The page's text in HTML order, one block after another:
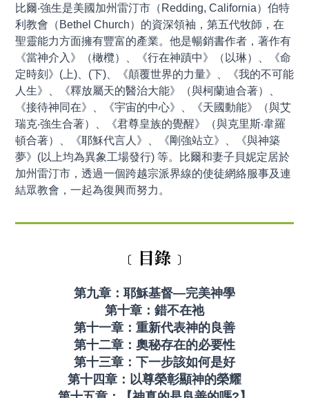
比爾‧強生是美國加州雷汀市（Redding, California）伯特
利教會（Bethel Church）的資深領袖，第五代牧師，在
聖靈能力方面擁有豐富的產業。他是暢銷書作者，著作有
《當神介入》（橄欖）、《行在神蹟中》（以琳）、《命
定時刻》(上)、(下)、《顛覆世界的力量》、《我的不可能
人生》、《釋放屬天的醫治大能》（與柯蘭迪合著）、
《接待神同在》、《宇宙的中心》、《天國動能》（與艾
瑞克‧強生合著）、《君尊皇族的覺醒》（與克里斯‧韋羅
頓合著）、《耶穌代言人》、《剛強站立》、《與神築
夢》(以上均為異象工場發行) 等。比爾和妻子貝妮定居於
加州雷汀市，透過一個跨越宗派界線的使徒網絡服事及連
結眾教會，一起為復興而努力。
﹝目錄﹞
第九章：耶穌基督—完美神學
第十章：錯不在祂
第十一章：重新代表神的良善
第十二章：奧秘存在的必要性
第十三章：下一步該如何是好
第十四章：以尊榮彰顯神的榮耀